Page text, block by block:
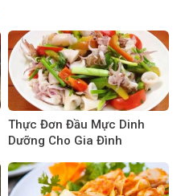
Thực Đơn Đầu Mực Dinh
Dưỡng Cho Gia Đình